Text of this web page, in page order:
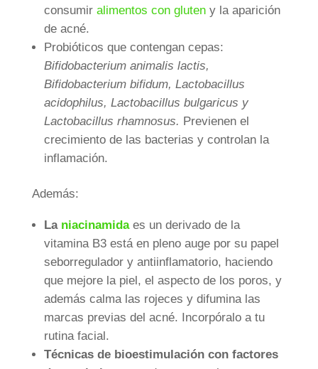
consumir alimentos con gluteny la aparición
de acné.
Probióticos que contengan cepas:
Bifidobacterium animalis lactis,
Bifidobacterium bifidum, Lactobacillus
acidophilus, Lactobacillus bulgaricus y
Lactobacillus rhamnosus. Previenen el
crecimiento de las bacterias y controlan la
inflamación.
Además:
La niacinamidaes un derivado de la
vitamina B3 está en pleno auge por su papel
seborregulador y antiinflamatorio, haciendo
que mejore la piel, el aspecto de los poros, y
además calma las rojeces y difumina las
marcas previas del acné. Incorpóralo a tu
rutina facial.
Técnicas de bioestimulación con factores